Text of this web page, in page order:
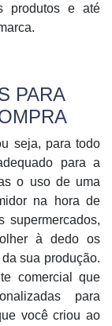
produtos e até
PARA
seja, para todo
para a
o uso de uma
na hora de
supermercados,
à dedo os
sua produção.
comercial que
para
você criou ao